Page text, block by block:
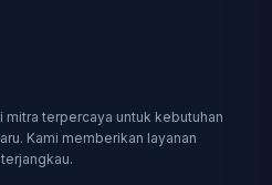
terpercaya untuk kebutuhan
Kami memberikan layanan